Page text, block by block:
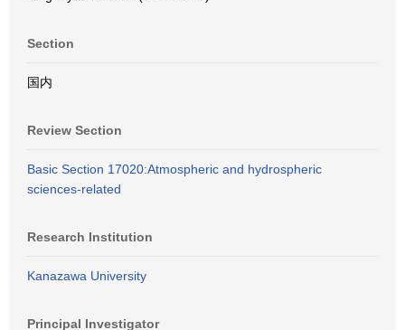
Section
国内
Review Section
Basic Section 17020:Atmospheric and hydrospheric
sciences-related
Research Institution
Kanazawa University
Principal Investigator